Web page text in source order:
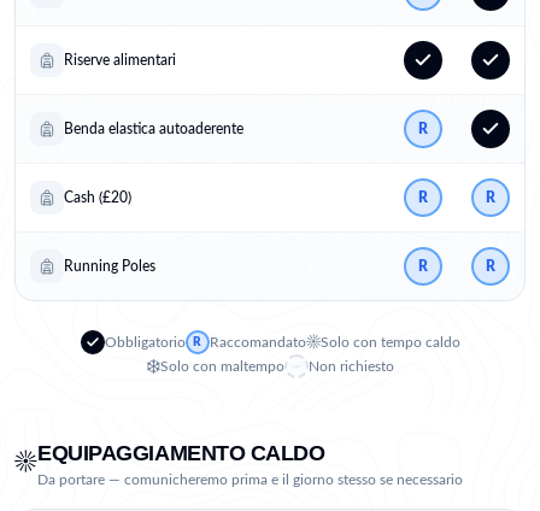
Riserve alimentari
Benda elastica autoaderente R
Cash (£20) R R
Running Poles R R
Obbligatorio R Raccomandato☀️Solo con tempo caldo
❄️Solo con maltempo Non richiesto
☀️EQUIPAGGIAMENTO CALDO
Da portare — comunicheremo prima e il giorno stesso se necessario